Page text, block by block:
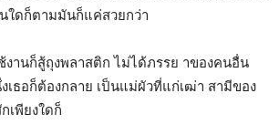
ใดก็ตามมันก็แค่สวยกว่า
งานก็สู้ถุงพลาสติก ไม่ได้ภรรย าของคนอื่น
เธอก็ต้องกลาย เป็นแม่ผัวที่แก่เฒ่า สามีของ
เพียงใดก็